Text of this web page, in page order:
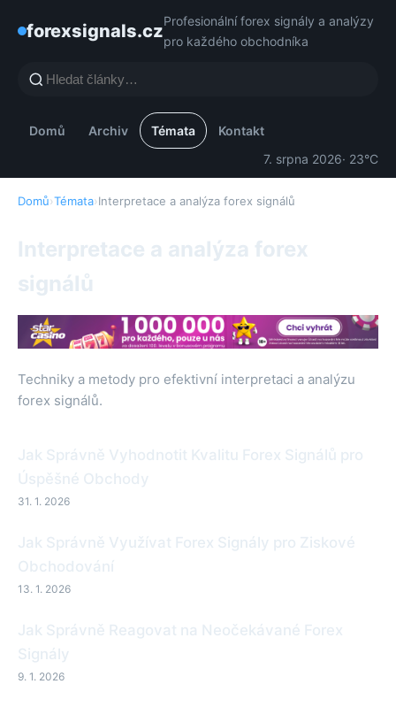
forexsignals.czProfesionální forex signály a analýzy
pro každého obchodníka
Domů Archiv Témata
Kontakt
7. srpna 2026· 23°C
Domů›Témata›Interpretace a analýza forex signálů
Interpretace a analýza forex
signálů
Techniky a metody pro efektivní interpretaci a analýzu
forex signálů.
Jak Správně Vyhodnotit Kvalitu Forex Signálů pro
Úspěšné Obchody
31. 1. 2026
Jak Správně Využívat Forex Signály pro Ziskové
Obchodování
13. 1. 2026
Jak Správně Reagovat na Neočekávané Forex
Signály
9. 1. 2026